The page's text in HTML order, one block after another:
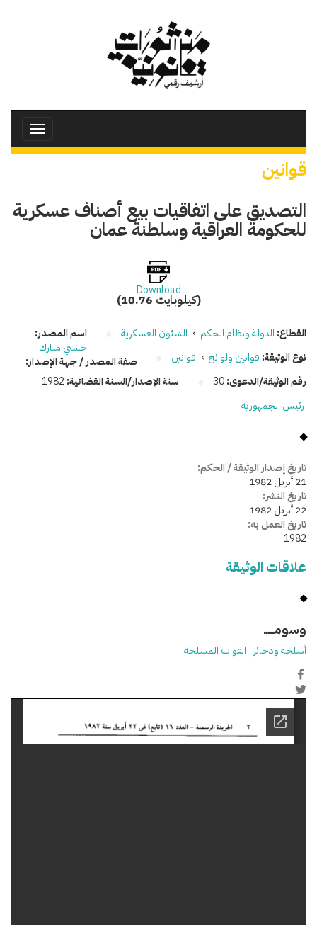
Toggle
قوانين
التصديق على اتفاقيات بيع أصناف عسكرية
للحكومة العراقية وسلطنة عمان
Download
(10.76 كيلوبايت)
القطاع: الدولة ونظام الحكم › الشئون العسكرية
نوع الوثيقة: قوانين ولوائح › قوانين
رقم الوثيقة/الدعوى:30 سنة الإصدار/السنة القضائية: 1982
اسم المصدر:
حسني مبارك
صفة المصدر / جهة الإصدار:
رئيس الجمهورية
تاريخ إصدار الوثيقة / الحكم:
21 أبريل 1982
تاريخ النشر:
22 أبريل 1982
تاريخ العمل به:
1982
علاقات الوثيقة
وسومـــــ
أسلحة وذخائر القوات المسلحة